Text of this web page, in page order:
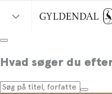
Hvad søger du